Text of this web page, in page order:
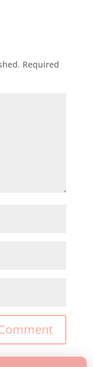
Required